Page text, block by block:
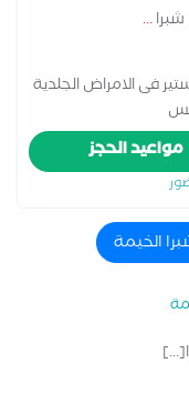
...
فى الامراض الجلدية
مواعيد الحجز
الخيمة